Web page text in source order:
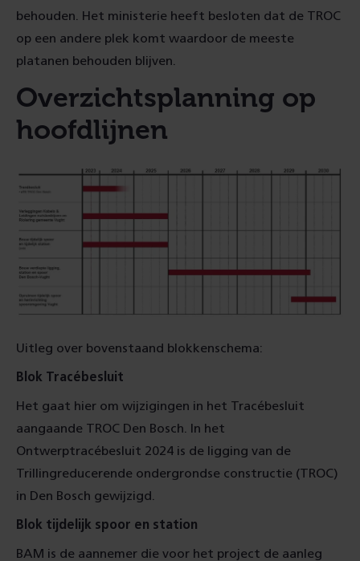
behouden. Het ministerie heeft besloten dat de TROC
op een andere plek komt waardoor de meeste
platanen behouden blijven.
Overzichtsplanning op
hoofdlijnen
Uitleg over bovenstaand blokkenschema:
Blok Tracébesluit
Het gaat hier om wijzigingen in het Tracébesluit
aangaande TROC Den Bosch. In het
Ontwerptracébesluit 2024 is de ligging van de
Trillingreducerende ondergrondse constructie (TROC)
in Den Bosch gewijzigd.
Blok tijdelijk spoor en station
BAM is de aannemer die voor het project de aanleg